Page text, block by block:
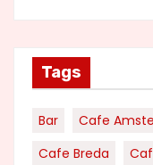
Tags
Bar Cafe
Cafe Breda